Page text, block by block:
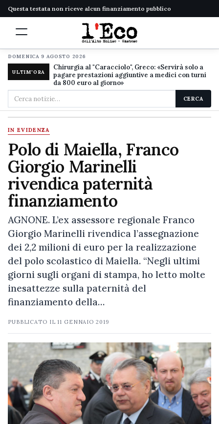
Questa testata non riceve alcun finanziamento pubblico
DOMENICA 9 AGOSTO 2026
ULTIM'ORA
Chirurgia al "Caracciolo", Greco: «Servirà solo a
pagare prestazioni aggiuntive a medici con turni
da 800 euro al giorno»
Cerca
nel
sito
CERCA
IN EVIDENZA
Polo di Maiella, Franco
Giorgio Marinelli
rivendica paternità
finanziamento
AGNONE. L’ex assessore regionale Franco
Giorgio Marinelli rivendica l’assegnazione
dei 2,2 milioni di euro per la realizzazione
del polo scolastico di Maiella. “Negli ultimi
giorni sugli organi di stampa, ho letto molte
inesattezze sulla paternità del
finanziamento della…
PUBBLICATO IL11 GENNAIO 2019